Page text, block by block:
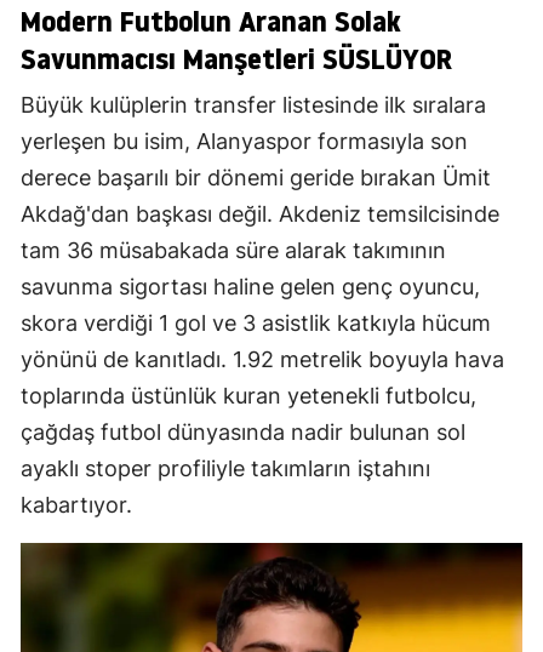
Modern Futbolun Aranan Solak
Savunmacısı Manşetleri SÜSLÜYOR
Büyük kulüplerin transfer listesinde ilk sıralara
yerleşen bu isim, Alanyaspor formasıyla son
derece başarılı bir dönemi geride bırakan Ümit
Akdağ'dan başkası değil. Akdeniz temsilcisinde
tam 36 müsabakada süre alarak takımının
savunma sigortası haline gelen genç oyuncu,
skora verdiği 1 gol ve 3 asistlik katkıyla hücum
yönünü de kanıtladı. 1.92 metrelik boyuyla hava
toplarında üstünlük kuran yetenekli futbolcu,
çağdaş futbol dünyasında nadir bulunan sol
ayaklı stoper profiliyle takımların iştahını
kabartıyor.